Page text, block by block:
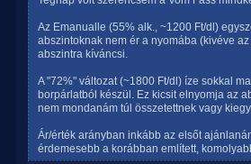
Az Emanualle (55% alk., ~1200 Ft/dl)
abszintoknak nem ér a nyomába (kivéve
abszintra kíváncsi.
A "72%" változat (~1800 Ft/dl) íze sokkal
borpárlatból készül. Ez kicsit elnyomja az
nem mondanám túl összetettnek vagy
Ár/érték arányban inkább az elsőt
érdemesebb a korábban említett,